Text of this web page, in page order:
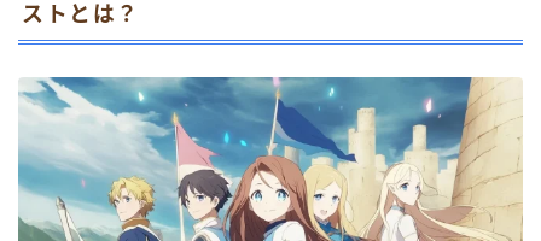
ストとは？